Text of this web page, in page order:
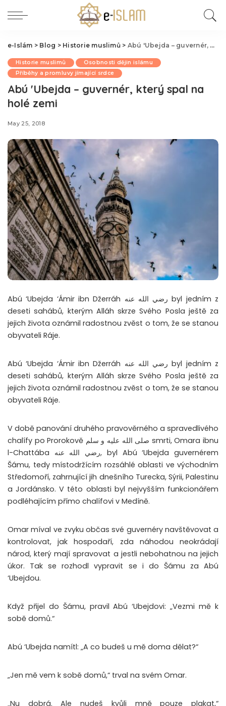
e-Islám > Blog > Historie muslimů> Abú 'Ubejda – guvernér, který spal na holé zemi
Historie muslimů
Osobnosti dějin islámu
Příběhy a promluvy jímající srdce
Abú 'Ubejda – guvernér, který spal na
holé zemi
May 25, 2018
Abú ‘Ubejda ‘Ámir ibn Džerráh رضي الله عنه byl jedním z
deseti sahábů, kterým Alláh skrze Svého Posla ještě za
jejich života oznámil radostnou zvěst o tom, že se stanou
obyvateli Ráje.
Abú ‘Ubejda ‘Ámir ibn Džerráh رضي الله عنه byl jedním z
deseti sahábů, kterým Alláh skrze Svého Posla ještě za
jejich života oznámil radostnou zvěst o tom, že se stanou
obyvateli Ráje.
V době panování druhého pravověrného a spravedlivého
chalífy po Prorokově صلى الله عليه و سلم smrti, Omara ibnu
l-Chattába رضي الله عنه, byl Abú ‘Ubejda guvernérem
Šámu, tedy místodržícím rozsáhlé oblasti ve východním
Středomoří, zahrnující jih dnešního Turecka, Sýrii, Palestinu
a Jordánsko. V této oblasti byl nejvyšším funkcionářem
podléhajícím přímo chalífovi v Medíně.
Omar míval ve zvyku občas své guvernéry navštěvovat a
kontrolovat, jak hospodaří, zda náhodou neokrádají
národ, který mají spravovat a jestli nebohatnou na jejich
úkor. Tak se rozhodl vypravit se i do Šámu za Abú
‘Ubejdou.
Když přijel do Šámu, pravil Abú ‘Ubejdovi: „Vezmi mě k
sobě domů.“
Abú ‘Ubejda namítl: „A co budeš u mě doma dělat?“
„Jen mě vem k sobě domů,“ trval na svém Omar.
„Nu dobrá. Ale nudeš kvůli mně pouze plakat,“